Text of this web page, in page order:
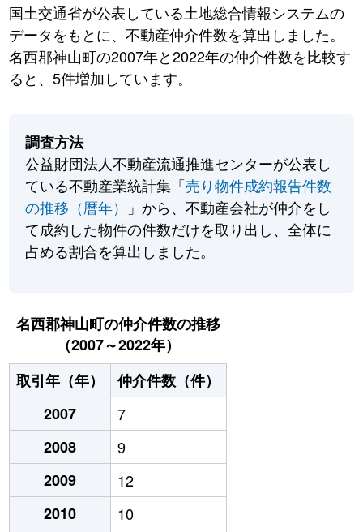
国土交通省が公表している土地総合情報システムの
データをもとに、不動産仲介件数を算出しました。
名西郡神山町の2007年と2022年の仲介件数を比較す
ると、5件増加しています。
調査方法
公益財団法人不動産流通推進センターが公表し
ている不動産業統計集「売り物件成約報告件数
の推移（暦年）
」から、不動産会社が仲介をし
て成約した物件の件数だけを取り出し、全体に
占める割合を算出しました。
名西郡神山町の仲介件数の推移
（2007～2022年）
取引年（年）
仲介件数（件）
2007
7
2008
9
2009
12
2010
10